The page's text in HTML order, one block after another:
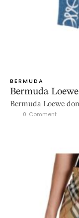
BERMUDA
Bermuda
Bermuda Loewe
0 Comment